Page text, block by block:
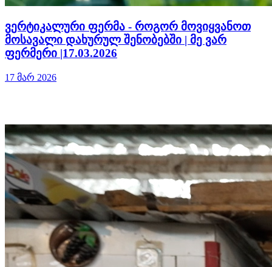
ვერტიკალური ფერმა - როგორ მოვიყვანოთ
მოსავალი დახურულ შენობებში | მე ვარ
ფერმერი |17.03.2026
17 მარ 2026